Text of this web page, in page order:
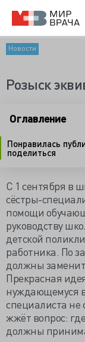
Новости
Розыск
Оглавление
Понравилась
поделиться
С 1 сентября в
сёстры-
помощи
руководству
детской
работника. По
должны
Прекрасная
нуждающемуся
специалиста не
жжёт вопрос:
должны